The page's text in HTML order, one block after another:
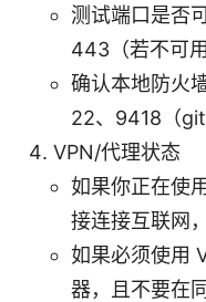
测试端口是否
443（若不可
确认本地防火
22、9418（git
VPN/代理状态
如果你正在使
接连接互联网
如果必须使用
器，且不要在